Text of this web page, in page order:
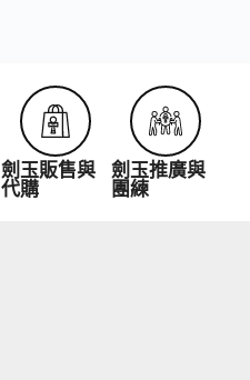
劍玉販售與
代購
劍玉推廣與
團練